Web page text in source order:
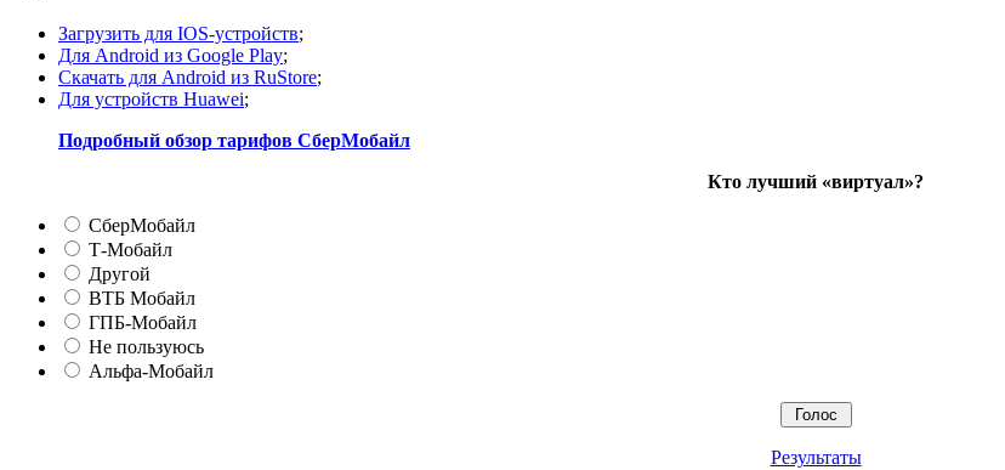
Загрузить для IOS-устройств;
Для Android из Google Play;
Скачать для Android из RuStore;
Для устройств Huawei;
Подробный обзор тарифов СберМобайл
Кто лучший «виртуал»?
СберМобайл
Т-Мобайл
Другой
ВТБ Мобайл
ГПБ-Мобайл
Не пользуюсь
Альфа-Мобайл
Результаты